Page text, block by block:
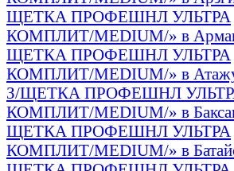
ЩЕТКА ПРОФЕШНЛ УЛЬТРА
КОМПЛИТ/MEDIUM/» в
ЩЕТКА ПРОФЕШНЛ УЛЬТРА
КОМПЛИТ/MEDIUM/» в
З/ЩЕТКА ПРОФЕШНЛ
КОМПЛИТ/MEDIUM/» в
ЩЕТКА ПРОФЕШНЛ УЛЬТРА
КОМПЛИТ/MEDIUM/» в